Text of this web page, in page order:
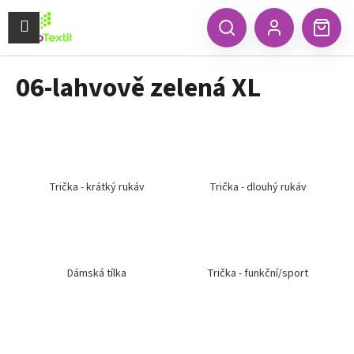
obsah
HledatPřihlášení
Menu
06-lahvově zelená XL
Trička - krátký rukáv Trička - dlouhý rukáv
Dámská tílka Trička - funkční/sport
K
š Zpět
Zpět
C